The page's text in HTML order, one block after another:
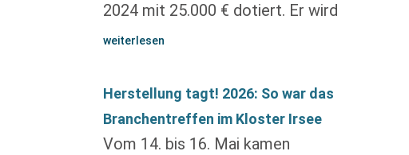
2024 mit 25.000 € dotiert. Er wird
weiterlesen
Herstellung tagt! 2026: So war das
Branchentreffen im Kloster Irsee
Vom 14. bis 16. Mai kamen